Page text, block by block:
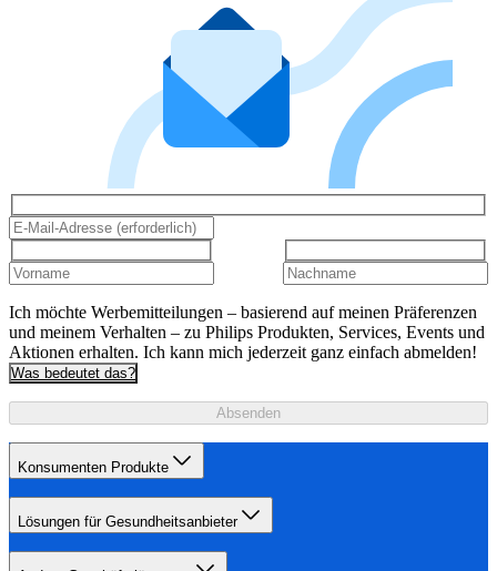
Ich möchte Werbemitteilungen – basierend auf meinen Präferenzen
und meinem Verhalten – zu Philips Produkten, Services, Events und
Aktionen erhalten. Ich kann mich jederzeit ganz einfach abmelden!
Was bedeutet das?
Absenden
Konsumenten Produkte
Lösungen für Gesundheitsanbieter